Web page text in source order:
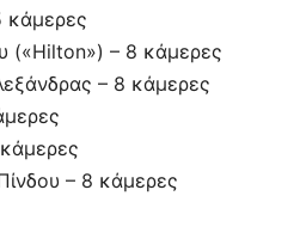
κάμερες
(«Hilton») – 8 κάμερες
– 8 κάμερες
– 8 κάμερες